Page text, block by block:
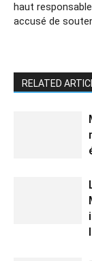
haut
accusé de
RELATED